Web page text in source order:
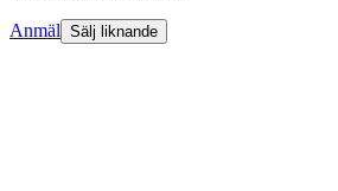
Anmäl Sälj liknande